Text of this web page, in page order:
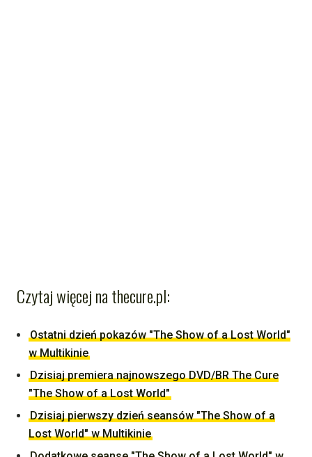
Czytaj więcej na thecure.pl:
Ostatni dzień pokazów "The Show of a Lost World"
w Multikinie
Dzisiaj premiera najnowszego DVD/BR The Cure
"The Show of a Lost World"
Dzisiaj pierwszy dzień seansów "The Show of a
Lost World" w Multikinie